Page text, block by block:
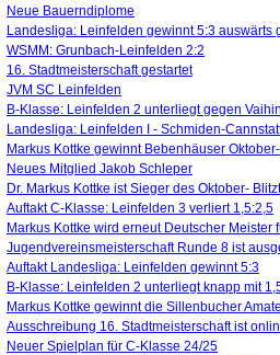
Neue Bauerndiplome
Landesliga: Leinfelden gewinnt 5:3 auswärts
WSMM: Grunbach-Leinfelden 2:2
16. Stadtmeisterschaft gestartet
JVM SC Leinfelden
B-Klasse: Leinfelden 2 unterliegt gegen
Landesliga: Leinfelden I - Schmiden-
Markus Kottke gewinnt Bebenhäuser
Neues Mitglied Jakob Schleper
Dr. Markus Kottke ist Sieger des Oktober-
Auftakt C-Klasse: Leinfelden 3 verliert 1,5:2,5
Markus Kottke wird erneut Deutscher Meister
Jugendvereinsmeisterschaft Runde 8 ist
Auftakt Landesliga: Leinfelden gewinnt 5:3
B-Klasse: Leinfelden 2 unterliegt knapp mit
Markus Kottke gewinnt die Sillenbucher
Ausschreibung 16. Stadtmeisterschaft ist
Neuer Spielplan für C-Klasse 24/25